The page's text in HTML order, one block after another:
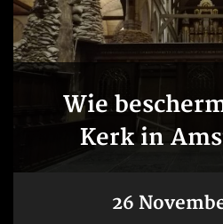
Wie
Kerk in
26